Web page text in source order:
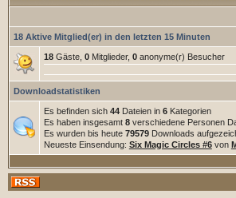
18 Aktive Mitglied(er) in den letzten 15 Minuten
18Gäste, 0Mitglieder, 0anonyme(r) Besucher
Downloadstatistiken
Es befinden sich 44Dateien in 6Kategorien
Es haben insgesamt 8verschiedene Personen
Es wurden bis heute 79579Downloads
Neueste Einsendung: Six Magic Circles #6von